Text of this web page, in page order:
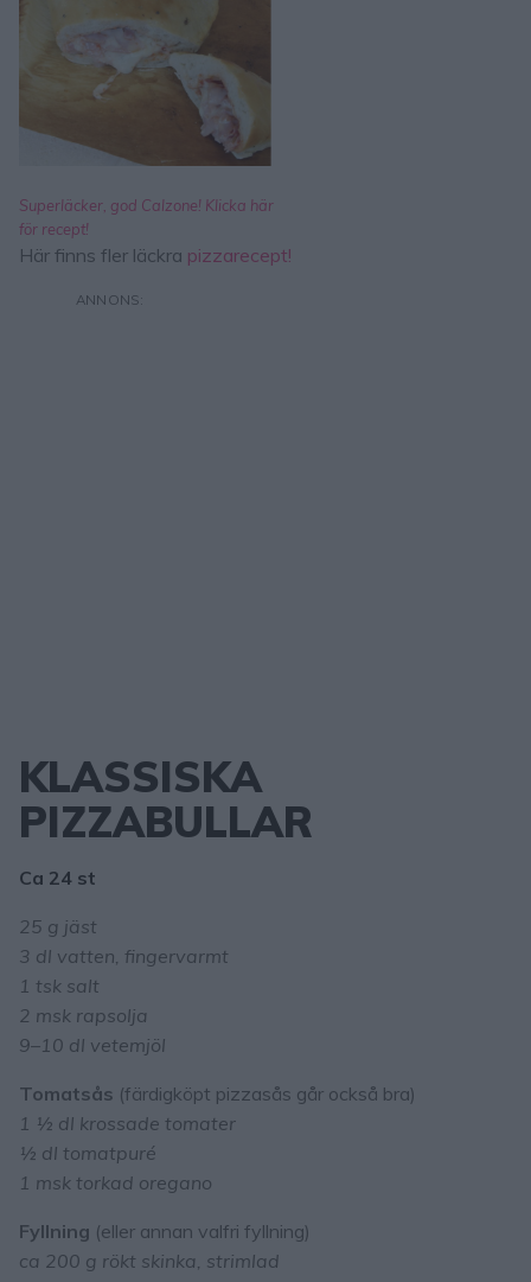
Superläcker, god Calzone! Klicka här
för recept!
Här finns fler läckra pizzarecept!
KLASSISKA
PIZZABULLAR
Ca 24 st
25 g jäst
3 dl vatten, fingervarmt
1 tsk salt
2 msk rapsolja
9–10 dl vetemjöl
Tomatsås (färdigköpt pizzasås går också bra)
1 ½ dl krossade tomater
½ dl tomatpuré
1 msk torkad oregano
Fyllning (eller annan valfri fyllning)
ca 200 g rökt skinka, strimlad